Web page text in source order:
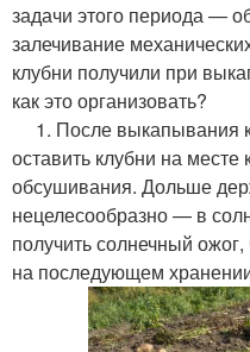
задачи этого периода —
залечивание
клубни получили при
как это организовать?
1. После выкапывания
оставить клубни на месте
обсушивания. Дольше
нецелесообразно — в
получить солнечный
на последующем